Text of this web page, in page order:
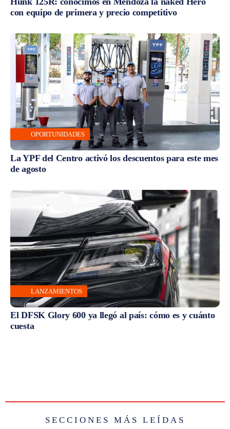
con equipo de primera y precio competitivo
OPORTUNIDADES
La YPF del Centro activó los descuentos para este mes
de agosto
LANZAMIENTOS
El DFSK Glory 600 ya llegó al país: cómo es y cuánto
cuesta
SECCIONES MÁS LEÍDAS